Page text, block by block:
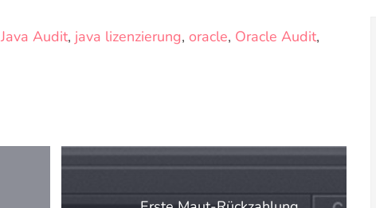
Java Audit, java lizenzierung, oracle, Oracle Audit,